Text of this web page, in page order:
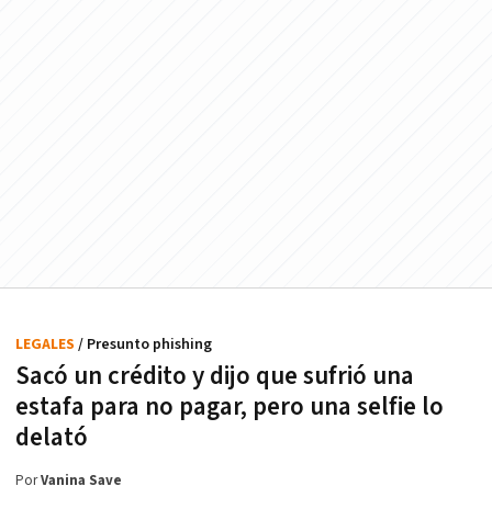
Sacó un crédito y dijo que sufrió una
estafa para no pagar, pero una selfie lo
delató
LEGALES / Presunto phishing
PorVanina Save